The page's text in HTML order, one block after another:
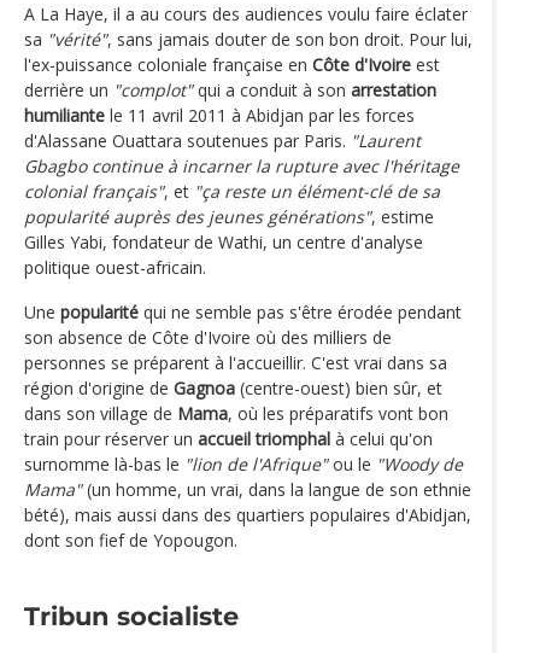
A La Haye, il a au cours des audiences voulu faire éclater
sa "vérité", sans jamais douter de son bon droit. Pour lui,
l'ex-puissance coloniale française en Côte d'Ivoire est
derrière un "complot"qui a conduit à son arrestation
humiliante le 11 avril 2011 à Abidjan par les forces
d'Alassane Ouattara soutenues par Paris. "Laurent
Gbagbo continue à incarner la rupture avec l'héritage
colonial français", et "ça reste un élément-clé de sa
popularité auprès des jeunes générations", estime
Gilles Yabi, fondateur de Wathi, un centre d'analyse
politique ouest-africain.
Une popularité qui ne semble pas s'être érodée pendant
son absence de Côte d'Ivoire où des milliers de
personnes se préparent à l'accueillir. C'est vrai dans sa
région d'origine de Gagnoa (centre-ouest) bien sûr, et
dans son village de Mama, où les préparatifs vont bon
train pour réserver un accueil triomphal à celui qu'on
surnomme là-bas le "lion de l'Afrique"ou le "Woody de
Mama"(un homme, un vrai, dans la langue de son ethnie
bété), mais aussi dans des quartiers populaires d'Abidjan,
dont son fief de Yopougon.
Tribun socialiste